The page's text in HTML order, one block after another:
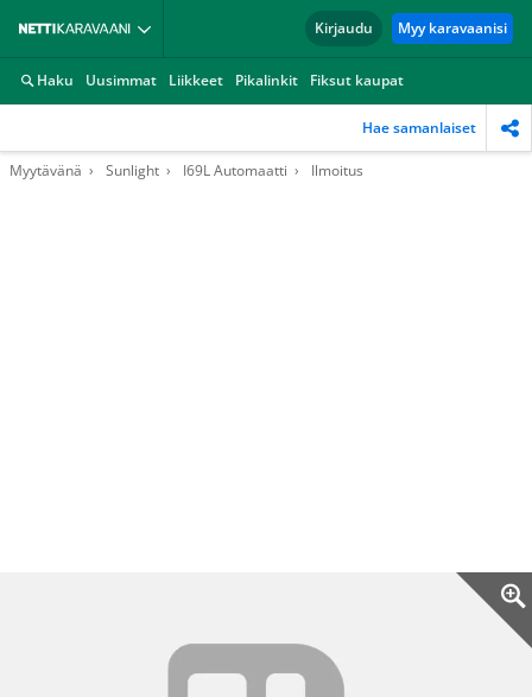
Kirjaudu Myy karavaanisi
Haku Uusimmat Liikkeet Pikalinkit Fiksut kaupat
Hae samanlaiset
Myytävänä Sunlight I69L Automaatti Ilmoitus